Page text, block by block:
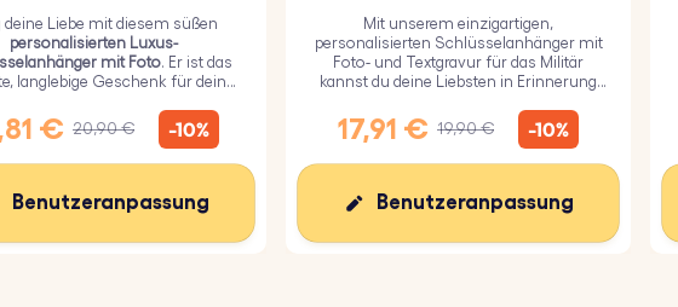
und Foto
deine Liebe mit diesem süßen
personalisierten Luxus-
mit Foto. Er ist das
langlebige Geschenk für deine
überzogen.
€ 20,90 € -10%
Benutzeranpassung
und Textgravur für das
Militär
Mit unserem einzigartigen,
personalisierten Schlüsselanhänger mit
Foto- und Textgravur für das Militär
kannst du deine Liebsten in Erinnerung
17,91 € 19,90 € -10%
Benutzeranpassung